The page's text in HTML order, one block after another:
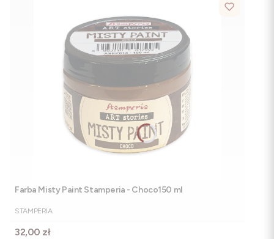
Farba Misty Paint Stamperia - Choco150 ml
PRODUCENT
STAMPERIA
Cena
32,00 zł